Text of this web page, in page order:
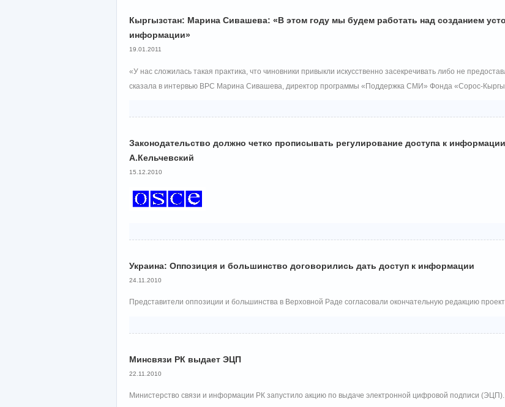
Кыргызстан: Марина Сивашева: «В этом году мы будем работать над созданием
информации»
19.01.2011
«У нас сложилась такая практика, что чиновники привыкли искусственно засекречивать либо не
сказала в интервью ВРС Марина Сивашева, директор программы «Поддержка СМИ» Фонда «Сорос-
Законодательство должно четко прописывать регулирование доступа к
А.Кельчевский
15.12.2010
Украина: Оппозиция и большинство договорились дать доступ к информации
24.11.2010
Представители оппозиции и большинства в Верховной Раде согласовали окончательную редакцию
Минсвязи РК выдает ЭЦП
22.11.2010
Министерство связи и информации РК запустило акцию по выдаче электронной цифровой подписи